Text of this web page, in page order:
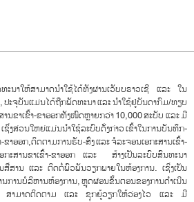
ນາໃຫ້ສາມາດນຳໃຊ້ໄດ້ທັງຜ່ານເວັບບຣາວເຊີ ແລະ ໃນ
ປະຈຸບັນແມ່ນໄດ້ຖືກພັດທະນາ ແລະ ນໍາໃຊ້ຢູ່ບັນດາກົມ/ທຽບ
ານຂາເຂົ້າ-ຂາອອກທັງໜົດຫຼາຍກວ່າ 10,000 ສະບັບ ແລະ ມີ
ງສ່ວນໃຫຍ່ແມ່ນນໍາໃຊ້ລະບົບດັ່ງກ່າວ ເຂົ້າໃນການບັນທຶກ-
-ຂາອອກ,ຕິດຕາມການຮັບ-ສົ່ງ ແລະ ຈໍລະຈອນເອກະສານເຂົ້າ-
ກະສານຂາເຂົ້າ-ຂາອອກ ແລະ ສ້າງເປັນລະບົບສົນທະນາ
ສື່ສານ ແລະ ຕິດຕໍ່ພົວພັນວຽກພາຍໃນຫ້ອງການ. ເຊິ່ງເປັນ
ການບໍລິຫານຫ້ອງການ, ຫຼຸດຜ່ອນຂັ້ນຕອນຂອງການດໍາເນີນ
ະ ສາມາດຕິດຕາມ ແລະ ຊຸກຍູ້ວຽກໃຫ້ວ່ອງໄວ ແລະ ມີ